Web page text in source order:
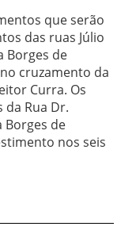
que serão
das ruas Júlio
Borges de
cruzamento da
Curra. Os
Rua Dr.
Borges de
nos seis